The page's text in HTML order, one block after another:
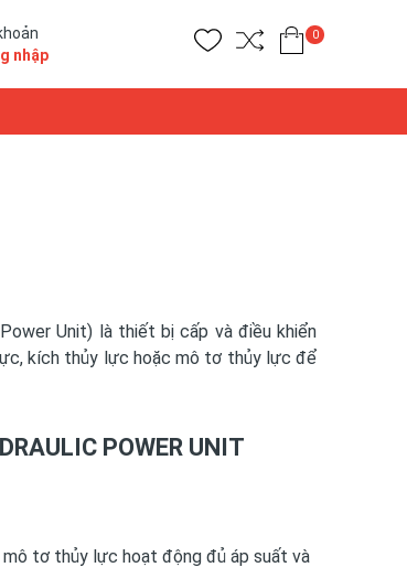
nhập
0
Unit) là thiết bị cấp và điều khiển
kích thủy lực hoặc mô tơ thủy lực để
POWER UNIT
tơ thủy lực hoạt động đủ áp suất và